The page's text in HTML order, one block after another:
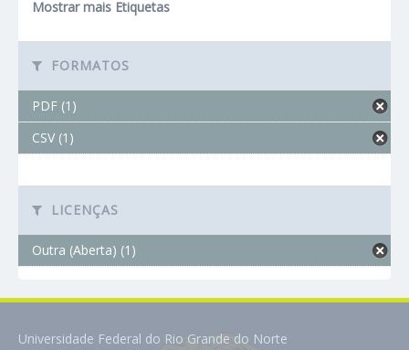
Mostrar mais Etiquetas
FORMATOS
PDF (1)
CSV (1)
LICENÇAS
Outra (Aberta) (1)
Universidade Federal do Rio Grande do Norte